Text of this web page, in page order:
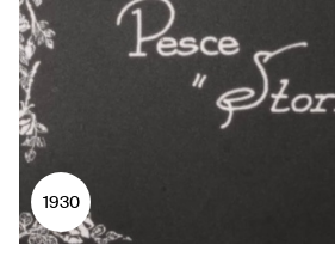
1930